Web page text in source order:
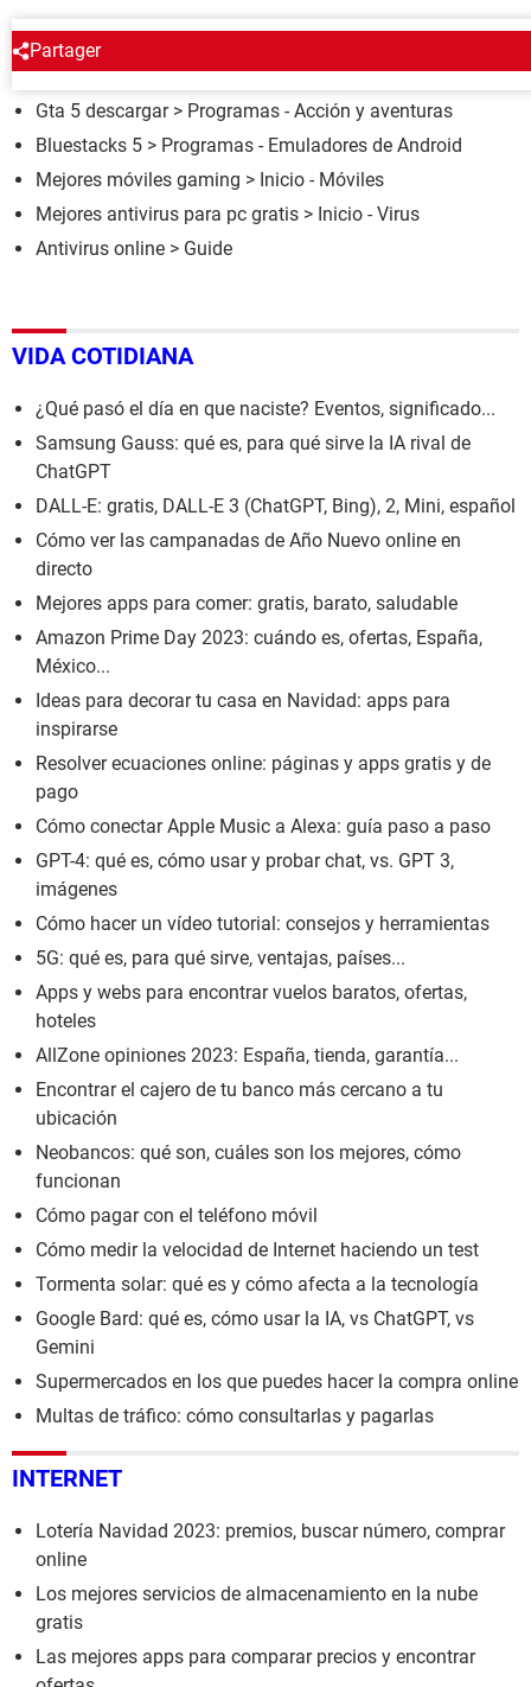
Partager
ALREDEDOR DEL MISMO TEMA
Gta 5 descargar> Programas - Acción y aventuras
Bluestacks 5 > Programas - Emuladores de Android
Mejores móviles gaming > Inicio - Móviles
Mejores antivirus para pc gratis > Inicio - Virus
Antivirus online > Guide
VIDA COTIDIANA
¿Qué pasó el día en que naciste? Eventos, significado...
Samsung Gauss: qué es, para qué sirve la IA rival de
ChatGPT
DALL-E: gratis, DALL-E 3 (ChatGPT, Bing), 2, Mini, español
Cómo ver las campanadas de Año Nuevo online en
directo
Mejores apps para comer: gratis, barato, saludable
Amazon Prime Day 2023: cuándo es, ofertas, España,
México...
Ideas para decorar tu casa en Navidad: apps para
inspirarse
Resolver ecuaciones online: páginas y apps gratis y de
pago
Cómo conectar Apple Music a Alexa: guía paso a paso
GPT-4: qué es, cómo usar y probar chat, vs. GPT 3,
imágenes
Cómo hacer un vídeo tutorial: consejos y herramientas
5G: qué es, para qué sirve, ventajas, países...
Apps y webs para encontrar vuelos baratos, ofertas,
hoteles
AllZone opiniones 2023: España, tienda, garantía...
Encontrar el cajero de tu banco más cercano a tu
ubicación
Neobancos: qué son, cuáles son los mejores, cómo
funcionan
Cómo pagar con el teléfono móvil
Cómo medir la velocidad de Internet haciendo un test
Tormenta solar: qué es y cómo afecta a la tecnología
Google Bard: qué es, cómo usar la IA, vs ChatGPT, vs
Gemini
Supermercados en los que puedes hacer la compra online
Multas de tráfico: cómo consultarlas y pagarlas
INTERNET
Lotería Navidad 2023: premios, buscar número, comprar
online
Los mejores servicios de almacenamiento en la nube
gratis
Las mejores apps para comparar precios y encontrar